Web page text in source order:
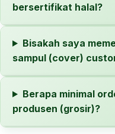
bersertifikat halal?
Bisakah saya
sampul (cover)
Berapa minimal
produsen (grosir)?